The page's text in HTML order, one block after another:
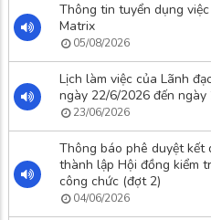
Thông tin tuyển dụng
Matrix
05/08/2026
Lịch làm việc của Lãnh
ngày 22/6/2026 đến ngày
23/06/2026
Thông báo phê duyệt kết
thành lập Hội đồng kiểm
công chức (đợt 2)
04/06/2026